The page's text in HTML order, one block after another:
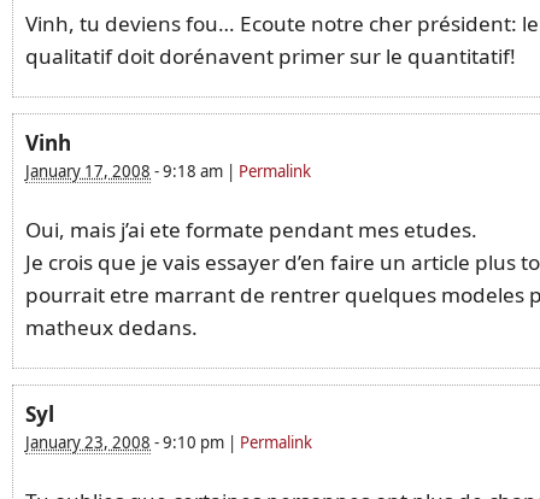
Vinh, tu deviens fou… Ecoute notre cher président: le
qualitatif doit dorénavent primer sur le quantitatif!
Vinh
January 17, 2008 -9:18 am | Permalink
Oui, mais j’ai ete formate pendant mes etudes.
Je crois que je vais essayer d’en faire un article plus
pourrait etre marrant de rentrer quelques modeles
matheux dedans.
Syl
January 23, 2008 -9:10 pm | Permalink